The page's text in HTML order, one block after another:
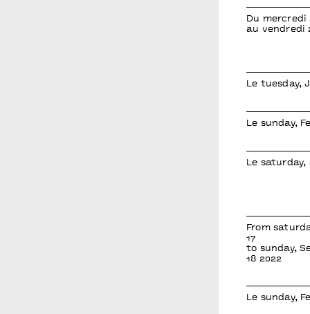
Du
au vendredi
Le tuesday,
Le sunday,
Le saturday,
From
17
to sunday,
18 2022
Le sunday,